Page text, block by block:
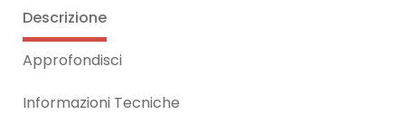
Descrizione
Approfondisci
Informazioni Tecniche